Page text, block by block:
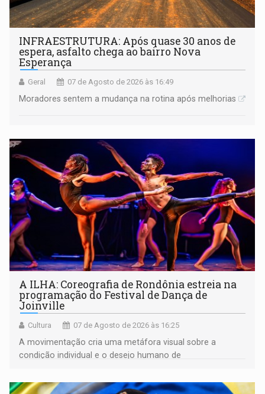
INFRAESTRUTURA: Após quase 30 anos de
espera, asfalto chega ao bairro Nova
Esperança
Geral 07 de Agosto de 2026 às 16:49
Moradores sentem a mudança na rotina após melhorias
A ILHA: Coreografia de Rondônia estreia na
programação do Festival de Dança de
Joinville
Cultura 07 de Agosto de 2026 às 16:25
A movimentação cria uma metáfora visual sobre a
condição individual e o desejo humano de